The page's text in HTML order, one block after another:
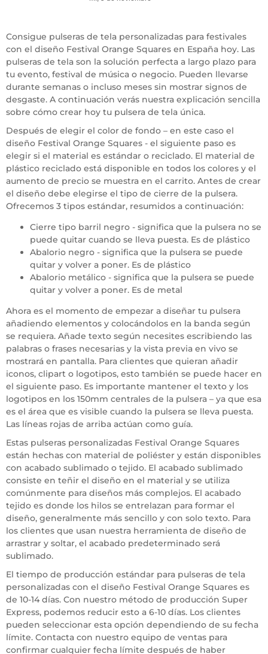
Consigue pulseras de tela personalizadas para festivales
con el diseño Festival Orange Squares en España hoy. Las
pulseras de tela son la solución perfecta a largo plazo para
tu evento, festival de música o negocio. Pueden llevarse
durante semanas o incluso meses sin mostrar signos de
desgaste. A continuación verás nuestra explicación sencilla
sobre cómo crear hoy tu pulsera de tela única.
Después de elegir el color de fondo – en este caso el
diseño Festival Orange Squares - el siguiente paso es
elegir si el material es estándar o reciclado. El material de
plástico reciclado está disponible en todos los colores y el
aumento de precio se muestra en el carrito. Antes de crear
el diseño debe elegirse el tipo de cierre de la pulsera.
Ofrecemos 3 tipos estándar, resumidos a continuación:
Cierre tipo barril negro - significa que la pulsera no se
puede quitar cuando se lleva puesta. Es de plástico
Abalorio negro - significa que la pulsera se puede
quitar y volver a poner. Es de plástico
Abalorio metálico - significa que la pulsera se puede
quitar y volver a poner. Es de metal
Ahora es el momento de empezar a diseñar tu pulsera
añadiendo elementos y colocándolos en la banda según
se requiera. Añade texto según necesites escribiendo las
palabras o frases necesarias y la vista previa en vivo se
mostrará en pantalla. Para clientes que quieran añadir
iconos, clipart o logotipos, esto también se puede hacer en
el siguiente paso. Es importante mantener el texto y los
logotipos en los 150mm centrales de la pulsera – ya que esa
es el área que es visible cuando la pulsera se lleva puesta.
Las líneas rojas de arriba actúan como guía.
Estas pulseras personalizadas Festival Orange Squares
están hechas con material de poliéster y están disponibles
con acabado sublimado o tejido. El acabado sublimado
consiste en teñir el diseño en el material y se utiliza
comúnmente para diseños más complejos. El acabado
tejido es donde los hilos se entrelazan para formar el
diseño, generalmente más sencillo y con solo texto. Para
los clientes que usan nuestra herramienta de diseño de
arrastrar y soltar, el acabado predeterminado será
sublimado.
El tiempo de producción estándar para pulseras de tela
personalizadas con el diseño Festival Orange Squares es
de 10-14 días. Con nuestro método de producción Super
Express, podemos reducir esto a 6-10 días. Los clientes
pueden seleccionar esta opción dependiendo de su fecha
límite. Contacta con nuestro equipo de ventas para
confirmar cualquier fecha límite después de haber